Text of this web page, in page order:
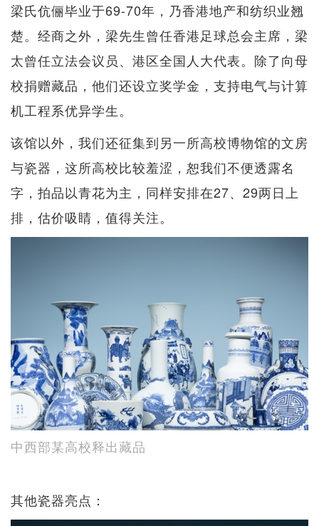
梁氏伉俪毕业于69-70年，乃香港地产和纺织业翘
楚。经商之外，梁先生曾任香港足球总会主席，梁
太曾任立法会议员、港区全国人大代表。除了向母
校捐赠藏品，他们还设立奖学金，支持电气与计算
机工程系优异学生。
该馆以外，我们还征集到另一所高校博物馆的文房
与瓷器，这所高校比较羞涩，恕我们不便透露名
字，拍品以青花为主，同样安排在27、29两日上
排，估价吸睛，值得关注。
中西部某高校释出藏品
其他瓷器亮点：